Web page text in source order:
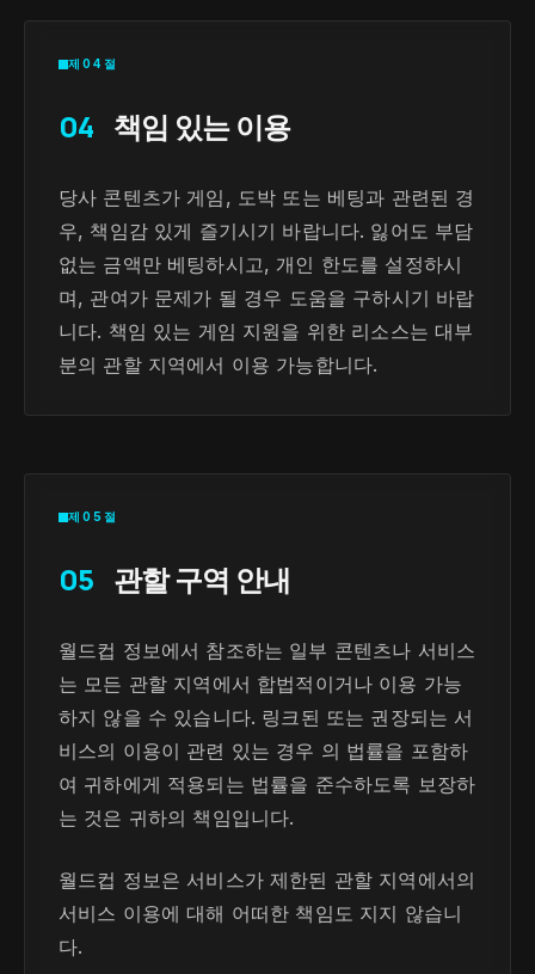
제04절
04 책임 있는 이용
당사 콘텐츠가 게임, 도박 또는 베팅과 관련된 경
우, 책임감 있게 즐기시기 바랍니다. 잃어도 부담
없는 금액만 베팅하시고, 개인 한도를 설정하시
며, 관여가 문제가 될 경우 도움을 구하시기 바랍
니다. 책임 있는 게임 지원을 위한 리소스는 대부
분의 관할 지역에서 이용 가능합니다.
제05절
05 관할 구역 안내
월드컵 정보에서 참조하는 일부 콘텐츠나 서비스
는 모든 관할 지역에서 합법적이거나 이용 가능
하지 않을 수 있습니다. 링크된 또는 권장되는 서
비스의 이용이 관련 있는 경우 의 법률을 포함하
여 귀하에게 적용되는 법률을 준수하도록 보장하
는 것은 귀하의 책임입니다.
월드컵 정보은 서비스가 제한된 관할 지역에서의
서비스 이용에 대해 어떠한 책임도 지지 않습니
다.